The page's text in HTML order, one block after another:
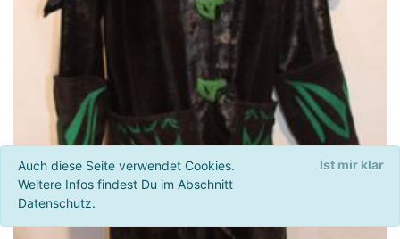
Auch diese Seite verwendet Cookies.
Weitere Infos findest Du im Abschnitt
Datenschutz.
Ist mir klar